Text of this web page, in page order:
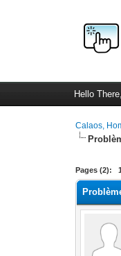
Hello
Calaos,
Pages (2): 1
0
1
2
3
4
5